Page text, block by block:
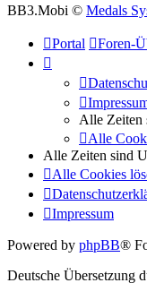
BB3.Mobi © Medals
Portal Foren-
Alle Zeiten
Alle
Alle Zeiten sind
Alle Cookies
Impressum
Powered by phpBB®
Deutsche Übersetzung